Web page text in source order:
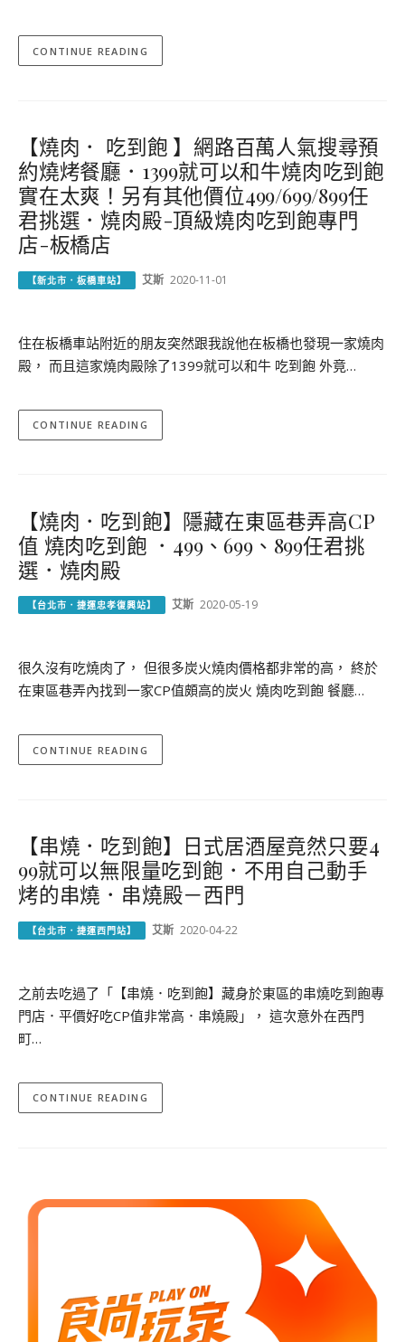
CONTINUE READING
【燒肉． 吃到飽 】網路百萬人氣搜尋預
約燒烤餐廳．1399就可以和牛燒肉吃到飽
實在太爽！另有其他價位499/699/899任
君挑選．燒肉殿-頂級燒肉吃到飽專門
店-板橋店
【新北市．板橋車站】 艾斯 2020-11-01
住在板橋車站附近的朋友突然跟我說他在板橋也發現一家燒肉
殿， 而且這家燒肉殿除了1399就可以和牛 吃到飽 外竟…
CONTINUE READING
【燒肉．吃到飽】隱藏在東區巷弄高CP
值 燒肉吃到飽 ．499、699、899任君挑
選．燒肉殿
【台北市．捷運忠孝復興站】 艾斯 2020-05-19
很久沒有吃燒肉了， 但很多炭火燒肉價格都非常的高， 終於
在東區巷弄內找到一家CP值頗高的炭火 燒肉吃到飽 餐廳…
CONTINUE READING
【串燒．吃到飽】日式居酒屋竟然只要4
99就可以無限量吃到飽．不用自己動手
烤的串燒．串燒殿－西門
【台北市．捷運西門站】 艾斯 2020-04-22
之前去吃過了「【串燒．吃到飽】藏身於東區的串燒吃到飽專
門店．平價好吃CP值非常高．串燒殿」， 這次意外在西門
町…
CONTINUE READING